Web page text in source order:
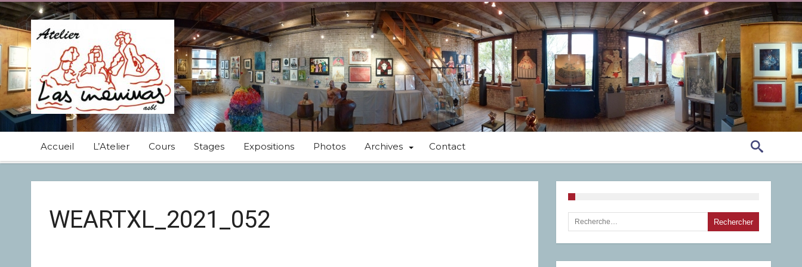
Accueil L’Atelier Cours Stages Expositions Photos Archives Contact
WEARTXL_2021_052 Rechercher :